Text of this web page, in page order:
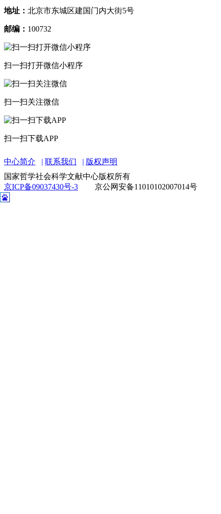
地址： 北京市东城区建国门内大街5号
邮编： 100732
扫一扫打开微信小程序
扫一扫关注微信
扫一扫下载APP
中心简介 联系我们
版权声明
国家哲学社会科学文献中心版权所有
京ICP备09037430号-3
京公网安备11010102007014号